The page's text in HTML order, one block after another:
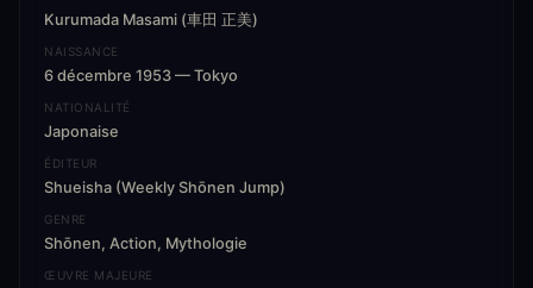
Kurumada Masami (車田 正美)
NAISSANCE
6 décembre 1953 — Tokyo
NATIONALITÉ
Japonaise
ÉDITEUR
Shueisha (Weekly Shōnen Jump)
GENRE
Shōnen, Action, Mythologie
ŒUVRE MAJEURE